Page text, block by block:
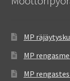
MP
MP
MP